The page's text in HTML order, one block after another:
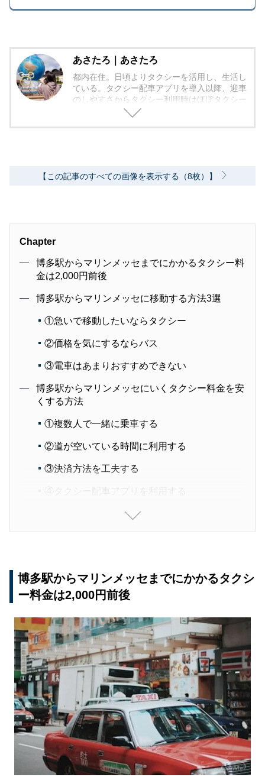
あさたろ｜あさたろ
都内在住。日頃よりタクシーを活用し、生活し
ている。タクシー配車アプリを導入以降、迎車
のしやすさからタクシー利用時はほぼタクシー
配車アプリを活用している。
【この記事のすべての画像を表示する（8枚）】
Chapter
博多駅からマリンメッセまでにかかるタクシー料
金は2,000円前後
博多駅からマリンメッセに移動する方法3選
①急いで移動したいならタクシー
②価格を気にするならバス
③電車はあまりおすすめできない
博多駅からマリンメッセにいくタクシー料金を安
くする方法
①複数人で一緒に乗車する
②道が空いている時間に利用する
③決済方法を工夫する
博多駅からマリンメッセへ行くときにおすすめの
博多駅からマリンメッセまでにかかるタクシ
ー料金は2,000円前後